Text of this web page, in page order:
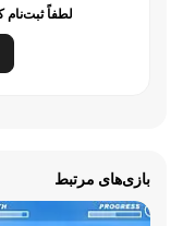
لطفاً ثبت‌نام
بازی‌های مرتبط